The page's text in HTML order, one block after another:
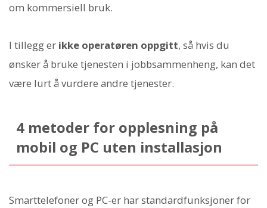
om kommersiell bruk.
I tillegg er ikke operatøren oppgitt, så hvis du
ønsker å bruke tjenesten i jobbsammenheng, kan det
være lurt å vurdere andre tjenester.
4 metoder for opplesning på
mobil og PC uten installasjon
Smarttelefoner og PC-er har standardfunksjoner for